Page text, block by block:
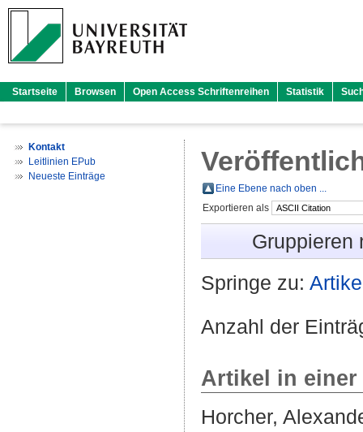
Startseite Browsen Open Access Schriftenreihen Statistik
Kontakt
Leitlinien EPub
Neueste Einträge
Eine Ebene nach oben ...
Exportieren als
Gruppieren
Springe zu:
Anzahl der
Artikel in
Horcher,